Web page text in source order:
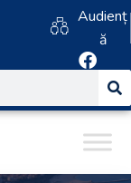
Audienț
ă